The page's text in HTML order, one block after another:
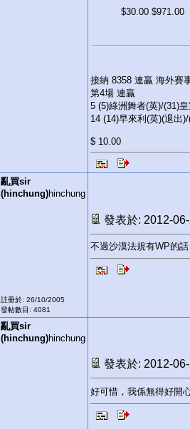
$30.00 $971.00
接納 8358 連贏 海外賽
第4場 連贏
5 (5)綠洲舞者(英)/(31)
14 (14)早來利(英)(退出
$ 10.00
亂買sir
(hinchung)hinchung
註冊於: 26/10/2005
發帖數目: 4081
發表於: 2012-
不過沙漠法規有WP的
亂買sir
(hinchung)hinchung
發表於: 2012-
好可惜，我係無得好開